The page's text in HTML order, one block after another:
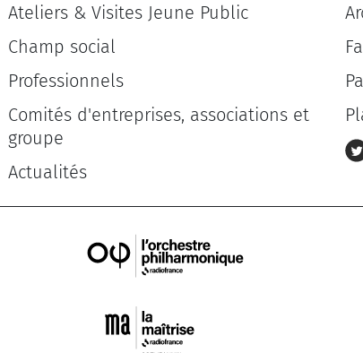
Ateliers & Visites Jeune Public
Champ social
Professionnels
Comités d'entreprises, associations et
groupe
Actualités